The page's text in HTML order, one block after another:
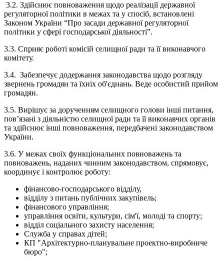
3.2. Здійснює повноваження щодо реалізації державної
регуляторної політики в межах та у спосіб, встановлені
Законом України “Про засади державної регуляторної
політики у сфері господарської діяльності”.
3.3. Сприяє роботі комісій селищної ради та її виконавчого
комітету.
3.4. Забезпечує додержання законодавства щодо розгляду
звернень громадян та їхніх об'єднань. Веде особистий прийом
громадян.
3.5. Вирішує за дорученням селищного голови інші питання,
пов’язані з діяльністю селищної ради та її виконавчих органів
та здійснює інші повноваження, передбачені законодавством
України.
3.6. У межах своїх функціональних повноважень та
повноважень, наданих чинним законодавством, спрямовує,
координує і контролює роботу:
фінансово-господарського відділу,
відділу з питань публічних закупівель;
фінансового управління;
управління освіти, культури, сім'ї, молоді та спорту;
відділ соціального захисту населення;
Служба у справах дітей;
КП "Архітектурно-планувальне проектно-виробниче
бюро";